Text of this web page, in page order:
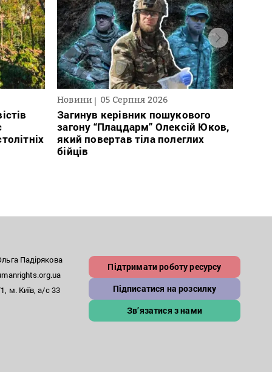
Новини 05 Серпня 2026
Загинув керівник пошукового
загону “Плацдарм” Олексій Юков,
який повертав тіла полеглих
бійців
Падірякова
м. Київ, а/с 33
Підтримати роботу ресурсу
Підписатися на розсилку
Зв’язатися з нами